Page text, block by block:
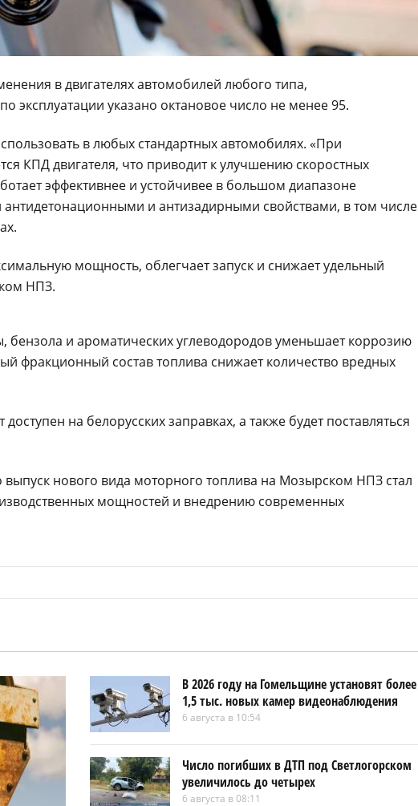
в двигателях автомобилей любого типа,
эксплуатации указано октановое число не менее 95.
в любых стандартных автомобилях. «При
КПД двигателя, что приводит к улучшению скоростных
эффективнее и устойчивее в большом диапазоне
и антизадирными свойствами, в том числе
мощность, облегчает запуск и снижает удельный
НПЗ.
и ароматических углеводородов уменьшает коррозию
фракционный состав топлива снижает количество вредных
на белорусских заправках, а также будет поставляться
нового вида моторного топлива на Мозырском НПЗ стал
мощностей и внедрению современных
В 2026 году на Гомельщине установят более
1,5 тыс. новых камер видеонаблюдения
6 августа в 10:54
Число погибших в ДТП под Светлогорском
увеличилось до четырех
6 августа в 08:11